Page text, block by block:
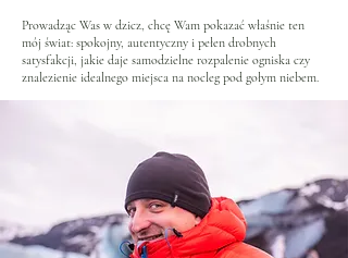
Prowadząc Was w dzicz, chcę Wam pokazać właśnie ten
mój świat: spokojny, autentyczny i pełen drobnych
satysfakcji, jakie daje samodzielne rozpalenie ogniska czy
znalezienie idealnego miejsca na nocleg pod gołym niebem.